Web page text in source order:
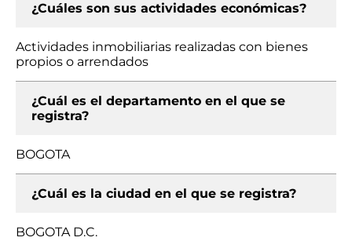
¿Cuáles son sus actividades económicas?
Actividades inmobiliarias realizadas con bienes
propios o arrendados
¿Cuál es el departamento en el que se
registra?
BOGOTA
¿Cuál es la ciudad en el que se registra?
BOGOTA D.C.